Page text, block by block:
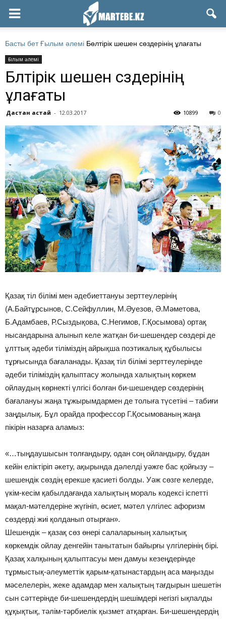
Басты бет Ғылым әлемі Бөлтірік шешен сөздерінің ұлағаты
Ғылым әлемі
Бөлтірік шешен сөздерінің
ұлағаты
Дастан Қастай - 12.03.2017 0
10899
Қазақ тіл білімі мен әдебиеттануы зерттеулерінің
(А.Байтұрсынов, С.Сейфуллин, М.Әуезов, Ә.Мәметова,
Б.Адамбаев, Р.Сыздықова, С.Негимов, Г.Қосымова) ортақ
нысандарына алынып келе жатқан би-шешендер сөздері де
ұлттық әдеби тіліміздің айрықша поэтикалық құбылысы
тұрғысында бағаланады. Қазақ тіл білімі зерттеулерінде
әдеби тіліміздің қалыптасу жолында халықтың көркем
ойлаудың көрнекті үлгісі болған би-шешендер сөздерінің
бағалануы жаңа тұжырымдармен де толыға түсетіні – табиғи
заңдылық. Бұл орайда профессор Г.Қосымованың жаңа
пікірін назарға аламыз:
«…тыңдаушысын толғандыру, одан соң ойландыру, бұдан
кейін еліктіріп әкету, ақырында дәлелді уәжге бас қойғызу –
шешендік сөздің ерекше қасиеті болды. Уәж сөзге келерде,
үкім-кесім қабылдағанда халықтың мораль кодексі іспетті
мақал-мәтелдеріне жүгініп, өсиет, мәтел үлгілес афоризм
сөздерді жиі қолданып отырған».
Шешендік – қазақ сөз өнері салаларының халықтық
көркемдік ойлау денгейін танытатын байырғы үлгілерінің бірі.
Қазақ халқының қалыптасуы мен дамуы кезеңдерінде
тұрмыстық-әлеуметтік қарым-қатынастардың аса маңызды
мәселелерін, жеке адамдар мен халықтың тағдырын шешетін
сын сәттерінде би-шешендердің шешімдері негізгі ықпалды
құқықтық, тәлім-тәрбиелік қызмет атқарған. Би-шешендердің